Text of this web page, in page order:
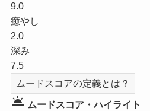
9.0
癒やし
2.0
深み
7.5
ムードスコアの定義とは？
wb_twilight ムードスコア・ハイライト